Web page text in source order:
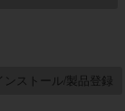
ンストール/製品登録